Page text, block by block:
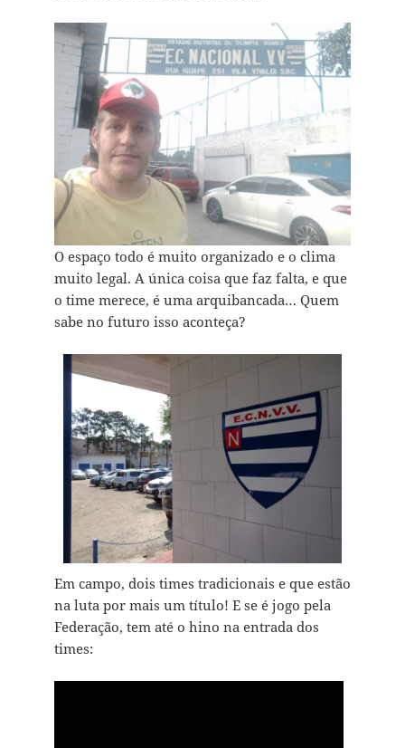
O espaço todo é muito organizado e o clima
muito legal. A única coisa que faz falta, e que
o time merece, é uma arquibancada… Quem
sabe no futuro isso aconteça?
Em campo, dois times tradicionais e que estão
na luta por mais um título! E se é jogo pela
Federação, tem até o hino na entrada dos
times: